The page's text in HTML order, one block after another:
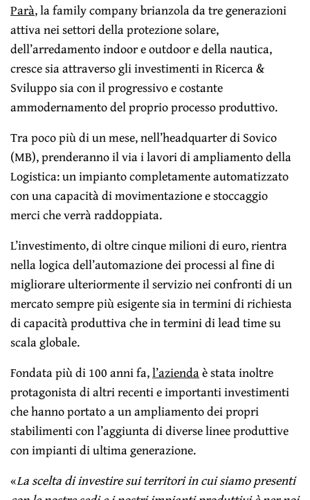
Parà, la family company brianzola da tre generazioni
attiva nei settori della protezione solare,
dell’arredamento indoor e outdoor e della nautica,
cresce sia attraverso gli investimenti in Ricerca &
Sviluppo sia con il progressivo e costante
ammodernamento del proprio processo produttivo.
Tra poco più di un mese, nell’headquarter di Sovico
(MB), prenderanno il via i lavori di ampliamento della
Logistica: un impianto completamente automatizzato
con una capacità di movimentazione e stoccaggio
merci che verrà raddoppiata.
L’investimento, di oltre cinque milioni di euro, rientra
nella logica dell’automazione dei processi al fine di
migliorare ulteriormente il servizio nei confronti di un
mercato sempre più esigente sia in termini di richiesta
di capacità produttiva che in termini di lead time su
scala globale.
Fondata più di 100 anni fa,l’aziendaè stata inoltre
protagonista di altri recenti e importanti investimenti
che hanno portato a un ampliamento dei propri
stabilimenti con l’aggiunta di diverse linee produttive
con impianti di ultima generazione.
«La scelta di investire sui territori in cui siamo presenti